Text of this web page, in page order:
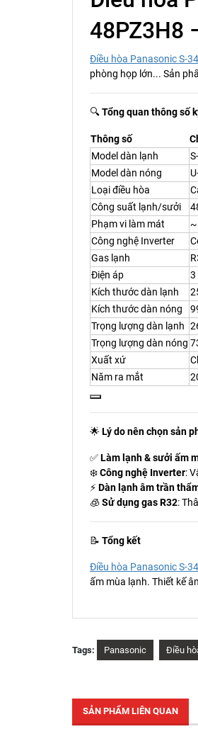
48PZ3H8
Điều hòa Panasonic S-
phòng họp lớn... Sản
🔍Tổng quan thông số
Thông số
Model dàn lạnh
Model dàn nóng
Loại điều hòa
Công suất lạnh/sưởi
Phạm vi làm mát
Công nghệ Inverter
Gas lạnh
Điện áp
3
Kích thước dàn lạnh
Kích thước dàn nóng
Trọng lượng dàn lạnh
Trọng lượng dàn nóng
Xuất xứ
Năm ra mắt
🌟 Lý do nên chọn sản
✅Làm lạnh & sưởi ấm
❄️Công nghệ Inverter:
⚡Dàn lạnh âm trần
🧊Sử dụng gas R32:
📝 Tổng kết
Điều hòa Panasonic S-
ấm mùa lạnh. Thiết kế
Tags: Panasonic Điều
SẢN PHẨM LIÊN QUAN